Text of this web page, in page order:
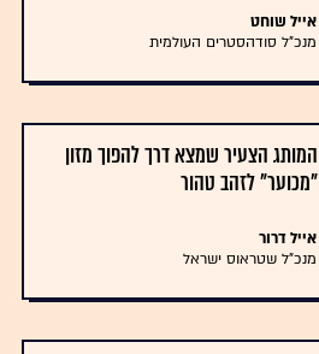
אייל שוחט
מנכ"ל סודהסטרים העולמית
המותג הצעיר שמצא דרך להפוך מזון
"מכוער" לזהב טהור
אייל דרור
מנכ"ל שטראוס ישראל